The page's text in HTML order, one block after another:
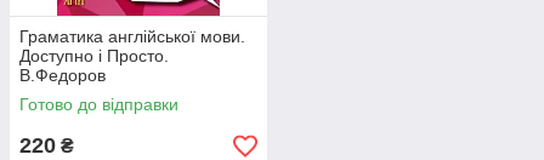
Граматика англійської мови.
Доступно і Просто.
В.Федоров
Готово до відправки
220 ₴